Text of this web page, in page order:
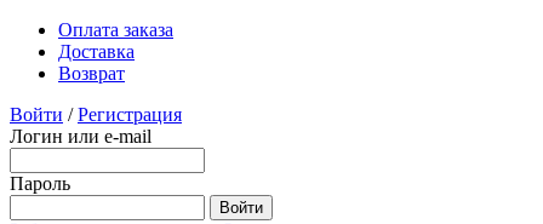
Оплата заказа
Доставка
Возврат
Войти / Регистрация
Логин или e-mail
Пароль